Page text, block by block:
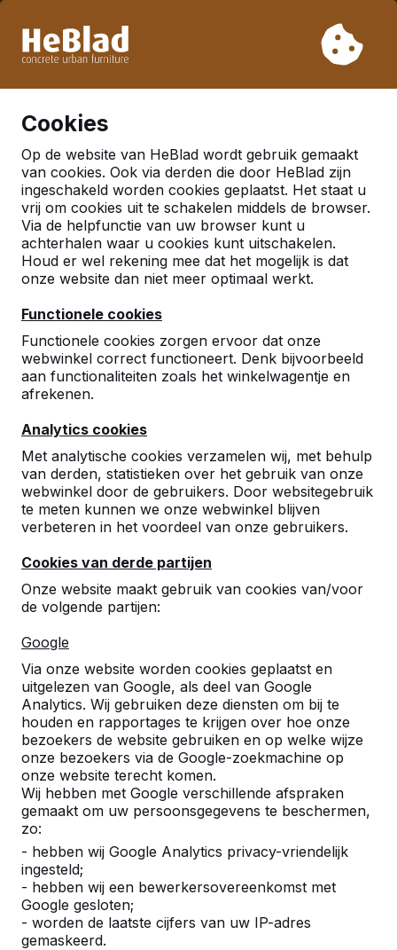
week 33. Houdt u daarom rekening met langere levertijden.
Cookies
Op de website van HeBlad wordt gebruik gemaakt
van cookies. Ook via derden die door HeBlad zijn
ingeschakeld worden cookies geplaatst. Het staat u
vrij om cookies uit te schakelen middels de browser.
Via de helpfunctie van uw browser kunt u
achterhalen waar u cookies kunt uitschakelen.
Houd er wel rekening mee dat het mogelijk is dat
onze website dan niet meer optimaal werkt.
Functionele cookies
Functionele cookies zorgen ervoor dat onze
webwinkel correct functioneert. Denk bijvoorbeeld
aan functionaliteiten zoals het winkelwagentje en
afrekenen.
Analytics cookies
Met analytische cookies verzamelen wij, met behulp
van derden, statistieken over het gebruik van onze
webwinkel door de gebruikers. Door websitegebruik
te meten kunnen we onze webwinkel blijven
verbeteren in het voordeel van onze gebruikers.
Cookies van derde partijen
Onze website maakt gebruik van cookies van/voor
de volgende partijen:
Google
Via onze website worden cookies geplaatst en
uitgelezen van Google, als deel van Google
Analytics. Wij gebruiken deze diensten om bij te
houden en rapportages te krijgen over hoe onze
bezoekers de website gebruiken en op welke wijze
onze bezoekers via de Google-zoekmachine op
onze website terecht komen.
Wij hebben met Google verschillende afspraken
gemaakt om uw persoonsgegevens te beschermen,
zo:
- hebben wij Google Analytics privacy-vriendelijk
ingesteld;
- hebben wij een bewerkersovereenkomst met
Google gesloten;
- worden de laatste cijfers van uw IP-adres
gemaskeerd.
Al meer dan 30.000 producten verkocht
Betonnen tafeltennistafels,
bankjes en speltafels.
robuuste spel- en speeltafels.
Bekijk onze tafels -->
Ontdek ons complete
assortiment